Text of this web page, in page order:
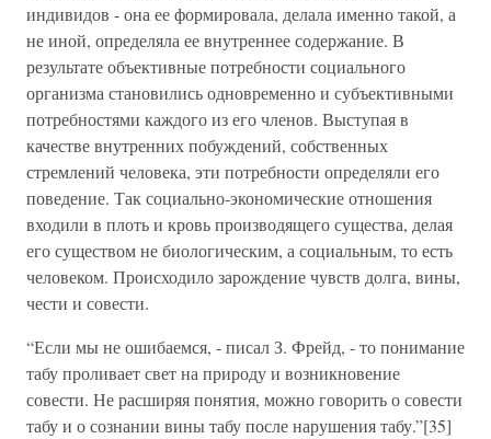
индивидов - она ее формировала, делала именно такой, а
не иной, определяла ее внутреннее содержание. В
результате объективные потребности социального
организма становились одновременно и субъективными
потребностями каждого из его членов. Выступая в
качестве внутренних побуждений, собственных
стремлений человека, эти потребности определяли его
поведение. Так социально-экономические отношения
входили в плоть и кровь производящего существа, делая
его существом не биологическим, а социальным, то есть
человеком. Происходило зарождение чувств долга, вины,
чести и совести.
“Если мы не ошибаемся, - писал З. Фрейд, - то понимание
табу проливает свет на природу и возникновение
совести. Не расширяя понятия, можно говорить о совести
табу и о сознании вины табу после нарушения табу.”[35]